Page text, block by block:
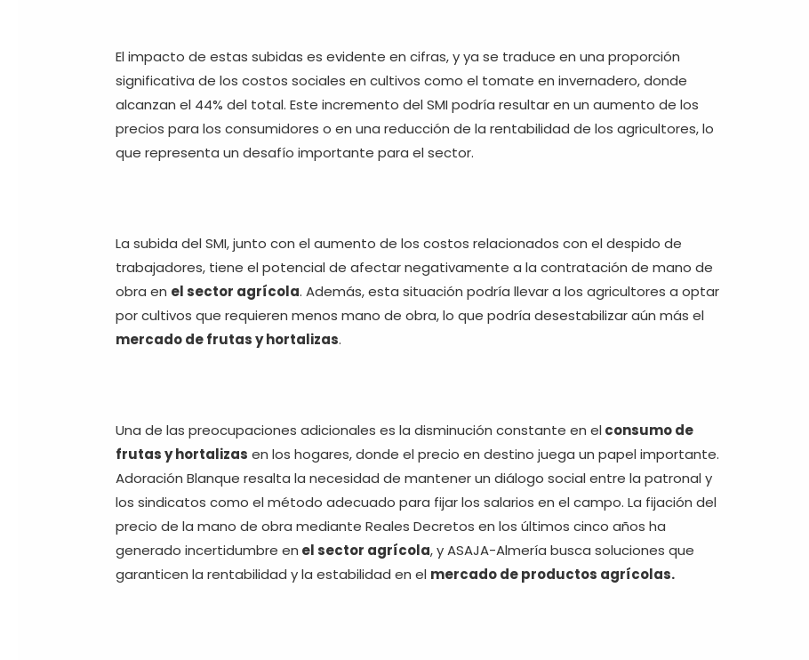
El impacto de estas subidas es evidente en cifras, y ya se traduce en una proporción
significativa de los costos sociales en cultivos como el tomate en invernadero, donde
alcanzan el 44% del total. Este incremento del SMI podría resultar en un aumento de los
precios para los consumidores o en una reducción de la rentabilidad de los agricultores, lo
que representa un desafío importante para el sector.
La subida del SMI, junto con el aumento de los costos relacionados con el despido de
trabajadores, tiene el potencial de afectar negativamente a la contratación de mano de
obra en el sector agrícola. Además, esta situación podría llevar a los agricultores a optar
por cultivos que requieren menos mano de obra, lo que podría desestabilizar aún más el
mercado de frutas y hortalizas.
Una de las preocupaciones adicionales es la disminución constante en el consumo de
frutas y hortalizas en los hogares, donde el precio en destino juega un papel importante.
Adoración Blanque resalta la necesidad de mantener un diálogo social entre la patronal y
los sindicatos como el método adecuado para fijar los salarios en el campo. La fijación del
precio de la mano de obra mediante Reales Decretos en los últimos cinco años ha
generado incertidumbre en el sector agrícola, y ASAJA-Almería busca soluciones que
garanticen la rentabilidad y la estabilidad en el mercado de productos agrícolas.